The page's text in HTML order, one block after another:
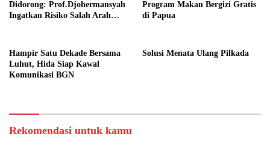
Didorong: Prof.Djohermansyah
Ingatkan Risiko Salah Arah
Program Makan Bergizi Gratis
di Papua
Hampir Satu Dekade Bersama
Luhut, Hida Siap Kawal
Komunikasi BGN
Solusi Menata Ulang Pilkada
Rekomendasi untuk kamu